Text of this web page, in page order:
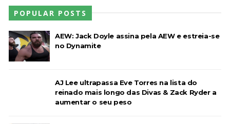
POPULAR POSTS
AEW: Jack Doyle assina pela AEW e estreia-se
no Dynamite
AJ Lee ultrapassa Eve Torres na lista do
reinado mais longo das Divas & Zack Ryder a
aumentar o seu peso